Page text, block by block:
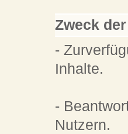
Zweck
-
Inhalte.
-
Nutzern.